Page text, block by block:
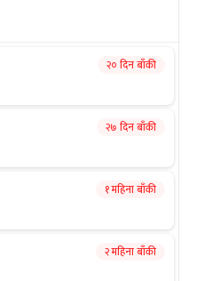
२० दिन बाँकी
२७ दिन बाँकी
१ महिना बाँकी
२ महिना बाँकी